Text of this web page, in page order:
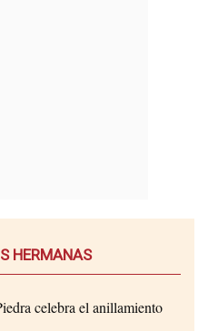
HERMANAS
celebra el anillamiento